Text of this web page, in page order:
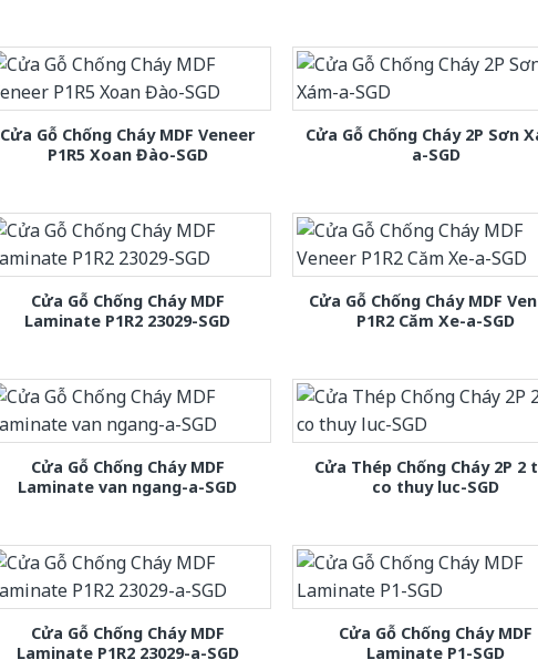
Cửa Gỗ Chống Cháy MDF Veneer
P1R5 Xoan Đào-SGD
Cửa Gỗ Chống Cháy 2P Sơn
a-SGD
Cửa Gỗ Chống Cháy MDF
Laminate P1R2 23029-SGD
Cửa Gỗ Chống Cháy MDF
P1R2 Căm Xe-a-SGD
Cửa Gỗ Chống Cháy MDF
Laminate van ngang-a-SGD
Cửa Thép Chống Cháy 2P 2
co thuy luc-SGD
Cửa Gỗ Chống Cháy MDF
Laminate P1R2 23029-a-SGD
Cửa Gỗ Chống Cháy MDF
Laminate P1-SGD